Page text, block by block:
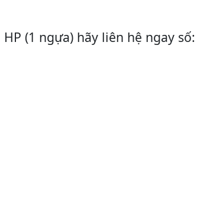
(1 ngựa) hãy liên hệ ngay số: